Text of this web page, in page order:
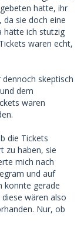
hatte, ihr
da sie doch eine
hätte ich stutzig
waren echt,
skeptisch
dem
waren
die Tickets
zu haben, sie
mich nach
und auf
konnte gerade
wären also
Nur, ob